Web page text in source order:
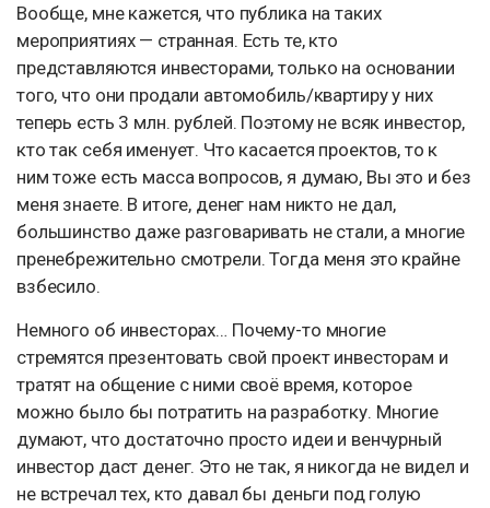
Вообще, мне кажется, что публика на таких
мероприятиях — странная. Есть те, кто
представляются инвесторами, только на основании
того, что они продали автомобиль/квартиру у них
теперь есть 3 млн. рублей. Поэтому не всяк инвестор,
кто так себя именует. Что касается проектов, то к
ним тоже есть масса вопросов, я думаю, Вы это и без
меня знаете. В итоге, денег нам никто не дал,
большинство даже разговаривать не стали, а многие
пренебрежительно смотрели. Тогда меня это крайне
взбесило.
Немного об инвесторах… Почему-то многие
стремятся презентовать свой проект инвесторам и
тратят на общение с ними своё время, которое
можно было бы потратить на разработку. Многие
думают, что достаточно просто идеи и венчурный
инвестор даст денег. Это не так, я никогда не видел и
не встречал тех, кто давал бы деньги под голую